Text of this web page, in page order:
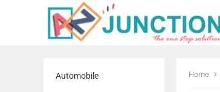
Automobile Home